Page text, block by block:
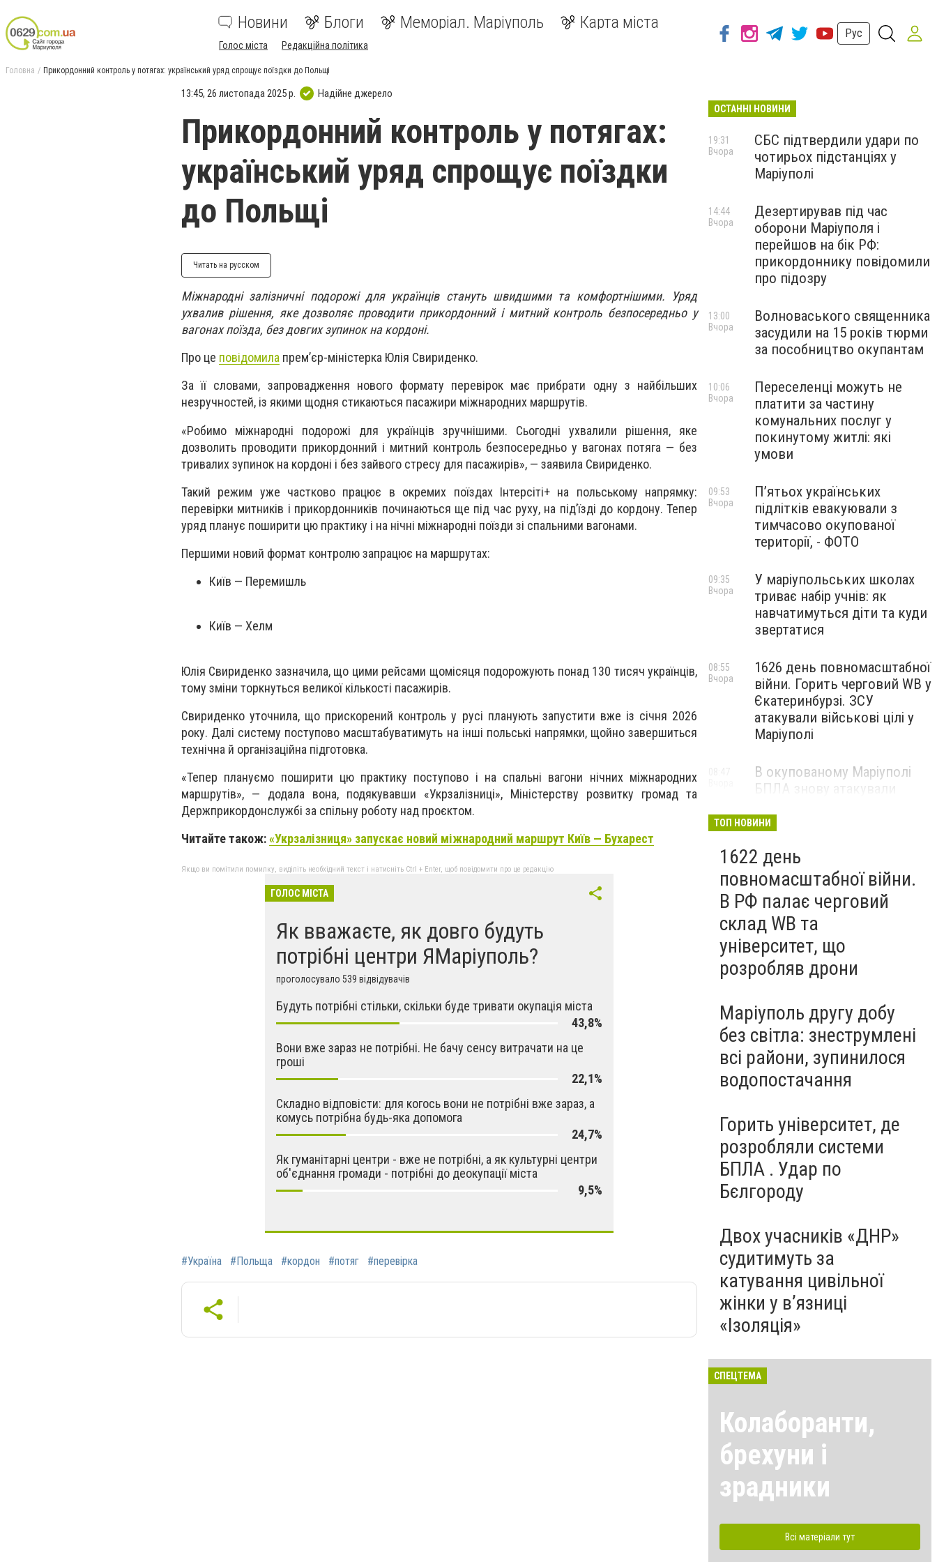
Новини Блоги Меморіал. Маріуполь Карта міста
Голос міста Редакційна політика
Рус
Головна Прикордонний контроль у потягах: український уряд спрощує поїздки до Польщі
13:45, 26 листопада 2025 р. Надійне джерело
Прикордонний контроль у потягах:
український уряд спрощує поїздки
до Польщі
Читать на русском
Міжнародні залізничні подорожі для українців стануть швидшими та комфортнішими. Уряд
ухвалив рішення, яке дозволяє проводити прикордонний і митний контроль безпосередньо у
вагонах поїзда, без довгих зупинок на кордоні.
Про це повідомила прем’єр-міністерка Юлія Свириденко.
За її словами, запровадження нового формату перевірок має прибрати одну з найбільших
незручностей, із якими щодня стикаються пасажири міжнародних маршрутів.
«Робимо міжнародні подорожі для українців зручнішими. Сьогодні ухвалили рішення, яке
дозволить проводити прикордонний і митний контроль безпосередньо у вагонах потяга — без
тривалих зупинок на кордоні і без зайвого стресу для пасажирів», — заявила Свириденко.
Такий режим уже частково працює в окремих поїздах Інтерсіті+ на польському напрямку:
перевірки митників і прикордонників починаються ще під час руху, на під’їзді до кордону. Тепер
уряд планує поширити цю практику і на нічні міжнародні поїзди зі спальними вагонами.
Першими новий формат контролю запрацює на маршрутах:
Київ — Перемишль
Київ — Хелм
Юлія Свириденко зазначила, що цими рейсами щомісяця подорожують понад 130 тисяч українців,
тому зміни торкнуться великої кількості пасажирів.
Свириденко уточнила, що прискорений контроль у русі планують запустити вже із січня 2026
року. Далі систему поступово масштабуватимуть на інші польські напрямки, щойно завершиться
технічна й організаційна підготовка.
«Тепер плануємо поширити цю практику поступово і на спальні вагони нічних міжнародних
маршрутів», — додала вона, подякувавши «Укрзалізниці», Міністерству розвитку громад та
Держприкордонслужбі за спільну роботу над проєктом.
Читайте також:«Укрзалізниця» запускає новий міжнародний маршрут Київ — Бухарест
Якщо ви помітили помилку, виділіть необхідний текст і натисніть Ctrl + Enter, щоб повідомити про це редакцію
ГОЛОС МІСТА
Як вважаєте, як довго будуть
потрібні центри ЯМаріуполь?
проголосувало 539 відвідувачів
Будуть потрібні стільки, скільки буде тривати окупація міста
43,8%
Вони вже зараз не потрібні. Не бачу сенсу витрачати на це
гроші
22,1%
Складно відповісти: для когось вони не потрібні вже зараз, а
комусь потрібна будь-яка допомога
24,7%
Як гуманітарні центри - вже не потрібні, а як культурні центри
об'єднання громади - потрібні до деокупації міста
9,5%
#Україна #Польща #кордон #потяг #перевірка
ОСТАННІ НОВИНИ
СБС підтвердили удари по
чотирьох підстанціях у
Маріуполі
19:31
Вчора
Дезертирував під час
оборони Маріуполя і
перейшов на бік РФ:
прикордоннику повідомили
про підозру
14:44
Вчора
Волноваського священника
засудили на 15 років тюрми
за пособництво окупантам
13:00
Вчора
Переселенці можуть не
платити за частину
комунальних послуг у
покинутому житлі: які
умови
10:06
Вчора
П’ятьох українських
підлітків евакуювали з
тимчасово окупованої
території, - ФОТО
09:53
Вчора
У маріупольських школах
триває набір учнів: як
навчатимуться діти та куди
звертатися
09:35
Вчора
1626 день повномасштабної
війни. Горить черговий WB у
Єкатеринбурзі. ЗСУ
атакували військові цілі у
Маріуполі
08:55
Вчора
В окупованому Маріуполі
БПЛА знову атакували
— ВІДЕО
ТОП НОВИНИ
1622 день
повномасштабної війни.
В РФ палає черговий
склад WB та
університет, що
розробляв дрони
Маріуполь другу добу
без світла: знеструмлені
всі райони, зупинилося
водопостачання
Горить університет, де
розробляли системи
БПЛА . Удар по
Бєлгороду
Двох учасників «ДНР»
судитимуть за
катування цивільної
жінки у в’язниці
«Ізоляція»
СПЕЦТЕМА
Колаборанти,
брехуни і
зрадники
Всі матеріали тут